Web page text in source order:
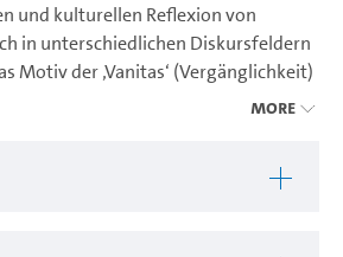
und kulturellen Reflexion von
in unterschiedlichen Diskursfeldern
Motiv der ‚Vanitas‘ (Vergänglichkeit)
Popkultur und gesellschaftlichen
Lebens, über Dekadenz
More